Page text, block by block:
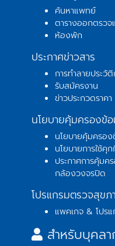
ค้นหาแพทย์
ตารางออกตรว
ห้องพัก
ประกาศข่าวสาร
การทำลายประวั
รับสมัครงาน
ข่าวประกวดราคา
นโยบายคุ้มครองข้
นโยบายคุ้มครอ
นโยบายการใช้คุ
ประกาศการคุ้ม
กล้องวงจรปิด
โปรแกรมตรวจสุขภ
แพคเกจ & โปร
สำหรับบุคล